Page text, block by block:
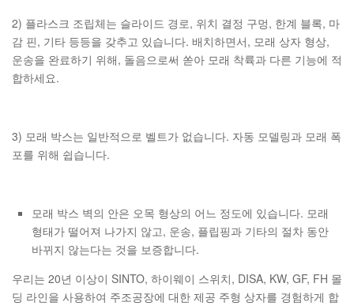
2) 플라스크 조립체는 슬라이드 경로, 위치 결정 구멍, 한계 블록, 마
감 핀, 기타 등등을 갖추고 있습니다. 배치하면서, 모래 상자 형상,
운송을 완료하기 위해, 돌음으로써 쏟아 모래 착륙과 다른 기능에 적
합하세요.
3) 모래 박스는 일반적으로 벨트가 없습니다. 자동 모델링과 모래 폭
포를 위해 쉽습니다.
모래 박스 벽의 안은 오목 형상의 어느 정도에 있습니다. 모래
형태가 떨어져 나가지 않고, 운송, 플립핑과 기타의 절차 동안
바뀌지 않는다는 것을 보증합니다.
우리는 20년 이상이 SINTO, 하이웨이 스위치, DISA, KW, GF, FH 몰
딩 라인을 사용하여 주조공장에 대한 제공 주형 상자를 경험하게 합